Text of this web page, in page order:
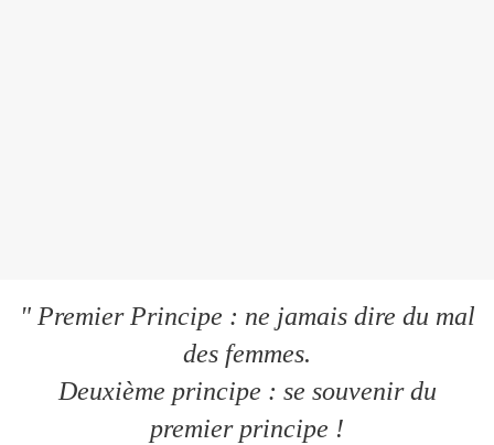
" Premier Principe : ne jamais dire du mal
des femmes.
Deuxième principe : se souvenir du
premier principe !